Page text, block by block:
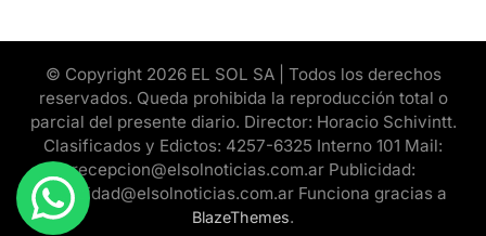
© Copyright 2026 EL SOL SA | Todos los derechos
reservados. Queda prohibida la reproducción total o
parcial del presente diario. Director: Horacio Schivintt.
Clasificados y Edictos: 4257-6325 Interno 101 Mail:
recepcion@elsolnoticias.com.ar Publicidad:
publicidad@elsolnoticias.com.ar Funciona gracias a
BlazeThemes.